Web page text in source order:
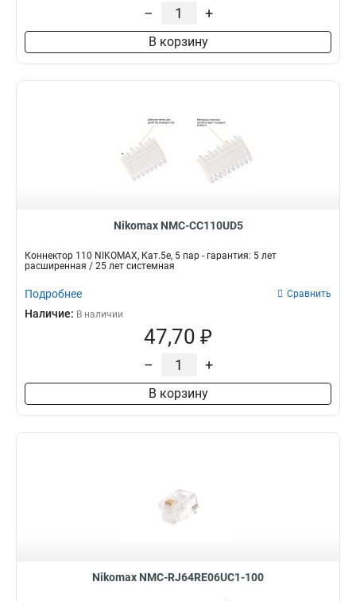
Индустриальный
– +
В корзину
Nikomax NMC-CC110UD5
Коннектор 110 NIKOMAX, Кат.5е, 5 пар - гарантия: 5 лет
расширенная / 25 лет системная
Подробнее Сравнить
Наличие: В наличии
47,70 ₽
– +
В корзину
Nikomax NMC-RJ64RE06UC1-100